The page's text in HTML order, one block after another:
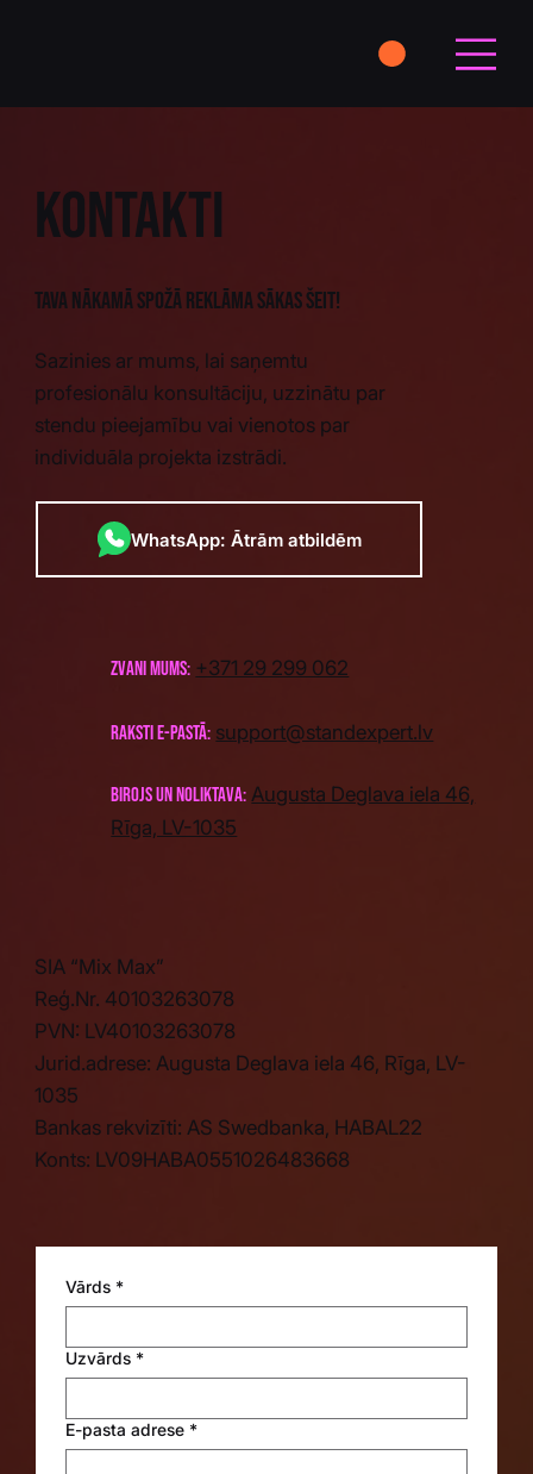
Kontakti
Tava nākamā spožā reklāma sākas šeit!
Sazinies ar mums, lai saņemtu
profesionālu konsultāciju, uzzinātu par
stendu pieejamību vai vienotos par
individuāla projekta izstrādi.
WhatsApp: Ātrām atbildēm
Zvani mums: +371 29 299 062
Raksti e-pastā: support@standexpert.lv
birojs un noliktava: Augusta Deglava iela 46,
Rīga, LV-1035
SIA “Mix Max”
Reģ.Nr. 40103263078
PVN: LV40103263078
Jurid.adrese: Augusta Deglava iela 46, Rīga, LV-
1035
Bankas rekvizīti: AS Swedbanka, HABAL22
Konts: LV09HABA0551026483668
Vārds *
Uzvārds *
E-pasta adrese *